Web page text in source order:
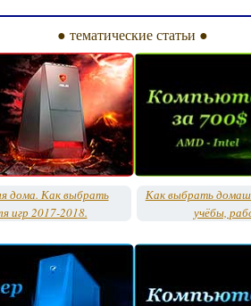
● тематические статьи ●
дома. Как выбрать
игр 2017-2018.
Как выбрать
учёбы,